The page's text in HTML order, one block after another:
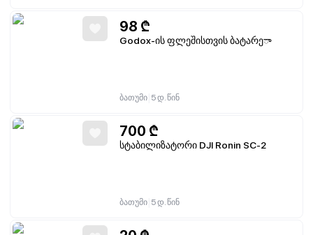
98 ₾
Godox-ის ფლეშისთვის ბატარეా
ბათუმი 5 დ. წინ
700 ₾
სტაბილიზატორი DJI Ronin SC-2
ბათუმი 5 დ. წინ